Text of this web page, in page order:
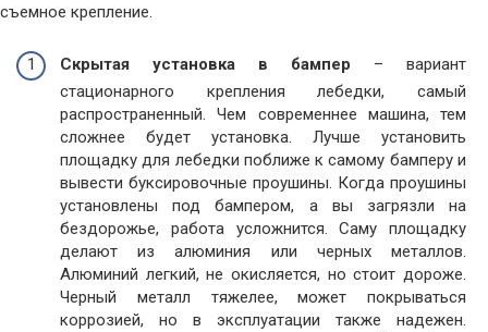
съемное крепление.
Скрытая установка в бампер – вариант
стационарного крепления лебедки, самый
распространенный. Чем современнее машина, тем
сложнее будет установка. Лучше установить
площадку для лебедки поближе к самому бамперу и
вывести буксировочные проушины. Когда проушины
установлены под бампером, а вы загрязли на
бездорожье, работа усложнится. Саму площадку
делают из алюминия или черных металлов.
Алюминий легкий, не окисляется, но стоит дороже.
Черный металл тяжелее, может покрываться
коррозией, но в эксплуатации также надежен.